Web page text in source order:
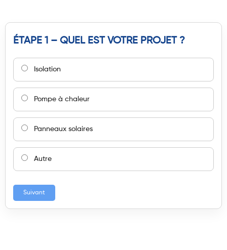
ÉTAPE 1 – QUEL EST VOTRE PROJET ?
Isolation
Pompe à chaleur
Panneaux solaires
Autre
Suivant